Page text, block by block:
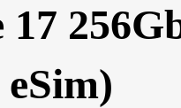
17